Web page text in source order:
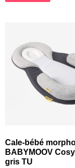
Cale-bébé
BABYMOOV
gris TU